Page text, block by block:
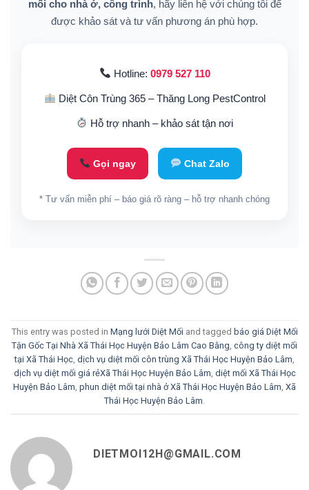
mối cho nhà ở, công trình, hãy liên hệ với chúng tôi để
được khảo sát và tư vấn phương án phù hợp.
Hotline: 0979 527 110
Diệt Côn Trùng 365 – Thăng Long PestControl
Hỗ trợ nhanh – khảo sát tận nơi
Gọi ngay Chat Zalo
* Tư vấn miễn phí – báo giá rõ ràng – hỗ trợ nhanh chóng
This entry was posted in Mạng lưới Diệt Mối and tagged báo giá Diệt Mối
Tận Gốc Tại Nhà Xã Thái Học Huyện Bảo Lâm Cao Bằng, công ty diệt mối
tại Xã Thái Học, dịch vụ diệt mối côn trùng Xã Thái Học Huyện Bảo Lâm,
dịch vụ diệt mối giá rẻXã Thái Học Huyện Bảo Lâm, diệt mối Xã Thái Học
Huyện Bảo Lâm, phun diệt mối tại nhà ở Xã Thái Học Huyện Bảo Lâm, Xã
Thái Học Huyện Bảo Lâm.
DIETMOI12H@GMAIL.COM